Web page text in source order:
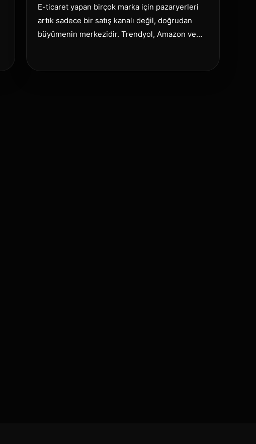
E-ticaret yapan birçok marka için pazaryerleri
artık sadece bir satış kanalı değil, doğrudan
büyümenin merkezidir. Trendyol, Amazon ve…